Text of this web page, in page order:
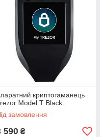
криптогаманець
Model T Black
замовлення
590 ₴